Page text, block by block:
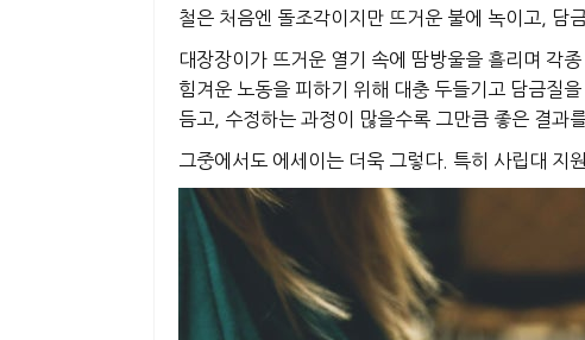
철은 처음엔 돌조각이지만 뜨거운 불에 녹이고, 담
대장장이가 뜨거운 열기 속에 땀방울을 흘리며 각
힘겨운 노동을 피하기 위해 대충 두들기고 담금질
듬고, 수정하는 과정이 많을수록 그만큼 좋은 결과
그중에서도 에세이는 더욱 그렇다. 특히 사립대 지